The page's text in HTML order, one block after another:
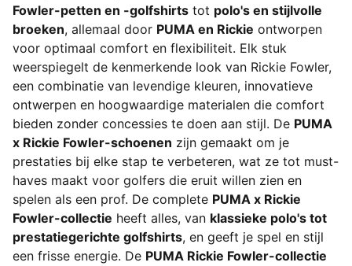
Fowler-petten en -golfshirts tot polo's en stijlvolle
broeken, allemaal door PUMA en Rickie ontworpen
voor optimaal comfort en flexibiliteit. Elk stuk
weerspiegelt de kenmerkende look van Rickie Fowler,
een combinatie van levendige kleuren, innovatieve
ontwerpen en hoogwaardige materialen die comfort
bieden zonder concessies te doen aan stijl. De PUMA
x Rickie Fowler-schoenen zijn gemaakt om je
prestaties bij elke stap te verbeteren, wat ze tot must-
haves maakt voor golfers die eruit willen zien en
spelen als een prof. De complete PUMA x Rickie
Fowler-collectie heeft alles, van klassieke polo's tot
prestatiegerichte golfshirts, en geeft je spel en stijl
een frisse energie. De PUMA Rickie Fowler-collectie